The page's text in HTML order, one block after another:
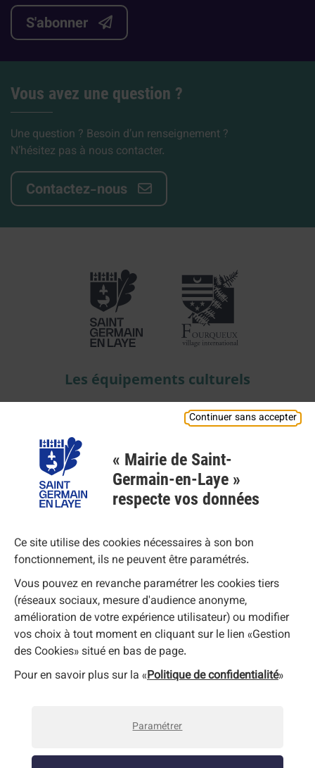
Continuer sans accepter
« Mairie de Saint-
Germain-en-Laye »
respecte vos données
Ce site utilise des cookies nécessaires à son bon
fonctionnement, ils ne peuvent être paramétrés.
Vous pouvez en revanche paramétrer les cookies tiers
(réseaux sociaux, mesure d'audience anonyme,
amélioration de votre expérience utilisateur) ou modifier
vos choix à tout moment en cliquant sur le lien «Gestion
des Cookies» situé en bas de page.
Pour en savoir plus sur la «Politique de confidentialité»
Paramétrer
S'abonner
Vous avez une question ?
Une question ? Besoin d’un renseignement ?
N’hésitez pas à nous contacter.
Contactez-nous
Les équipements culturels
Théâtre Alexandre-Dumas
Médiathèques Marc-Ferro & George-Sand
Conservatoire Claude-Debussy
Musée municipal Ducastel-Vera
Micro-Folie
Suivez-nous
Accessibilité : non conforme